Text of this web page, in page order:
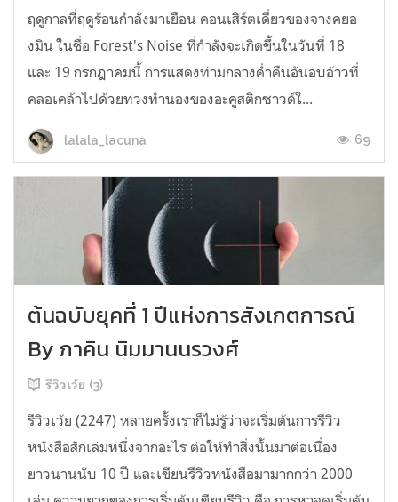
ฤดูกาลที่ฤดูร้อนกำลังมาเยือน คอนเสิร์ตเดี่ยวของจางคยอ
งมิน ในชื่อ Forest's Noise ที่กำลังจะเกิดขึ้นในวันที่ 18
และ 19 กรกฎาคมนี้ การแสดงท่ามกลางค่ำคืนอันอบอ้าวที่
คลอเคล้าไปด้วยท่วงทำนองของอะคูสติกซาวด์ใ...
lalala_lacuna 69
ต้นฉบับยุคที่ 1 ปีแห่งการสังเกตการณ์
By ภาคิน นิมมานนรวงศ์
รีวิวเว้ย (3)
รีวิวเว้ย (2247) หลายครั้งเราก็ไม่รู้ว่าจะเริ่มต้นการรีวิว
หนังสือสักเล่มหนึ่งจากอะไร ต่อให้ทำสิ่งนั้นมาต่อเนื่อง
ยาวนานนับ 10 ปี และเขียนรีวิวหนังสือมามากกว่า 2000